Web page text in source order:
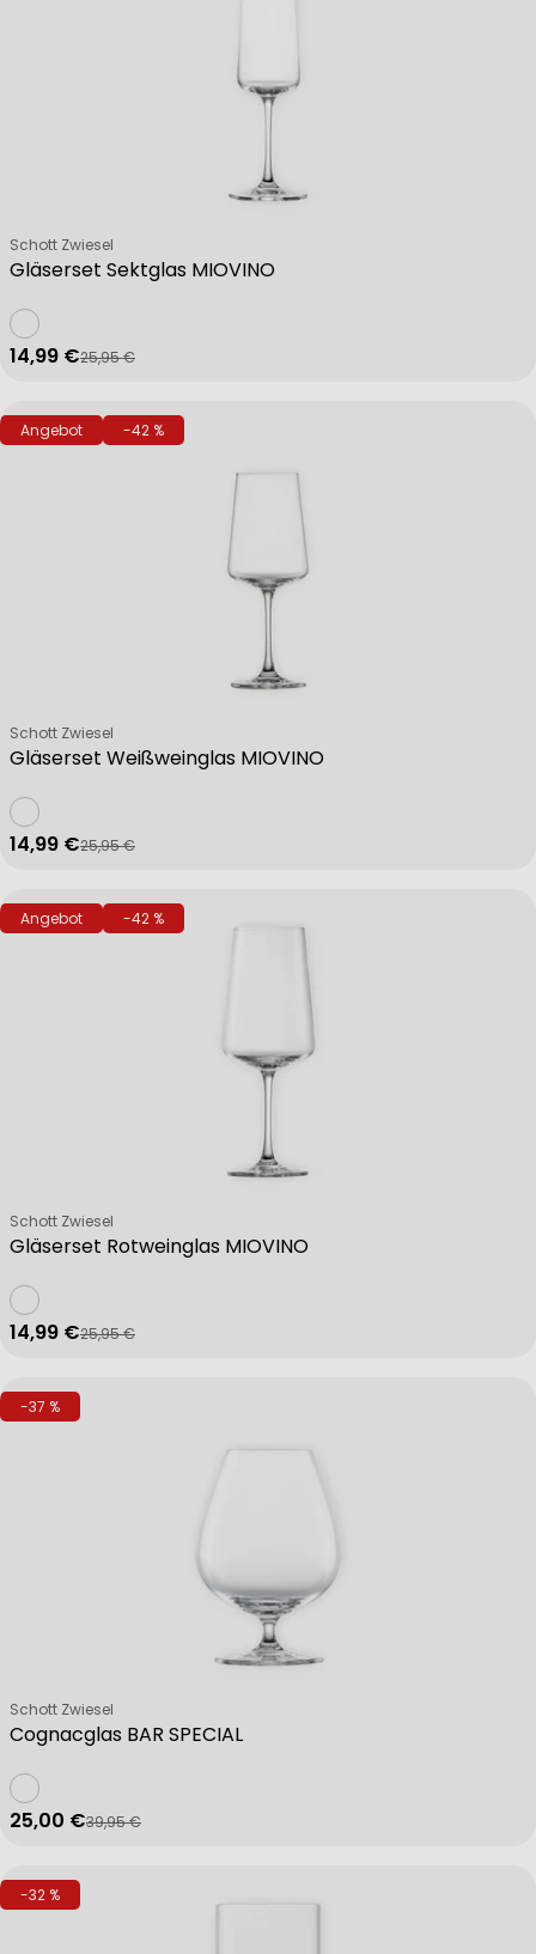
Gläserset Sektglas MIOVINO
Verkäufer:
Schott Zwiesel
Verkaufspreis
14,99 €
Regulärer Preis
25,95 €
Angebot -42 %
Gläserset Weißweinglas MIOVINO
Verkäufer:
Schott Zwiesel
Verkaufspreis
14,99 €
Regulärer Preis
25,95 €
Angebot -42 %
Gläserset Rotweinglas MIOVINO
Verkäufer:
Schott Zwiesel
Verkaufspreis
14,99 €
Regulärer Preis
25,95 €
-37 %
Cognacglas BAR SPECIAL
Verkäufer:
Schott Zwiesel
Verkaufspreis
25,00 €
Regulärer Preis
39,95 €
-32 %